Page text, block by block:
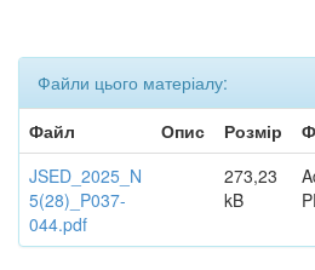
Файли цього матеріалу:
Файл
Опис Розмір
JSED_2025_N
5(28)_P037-
044.pdf
273,23
kB